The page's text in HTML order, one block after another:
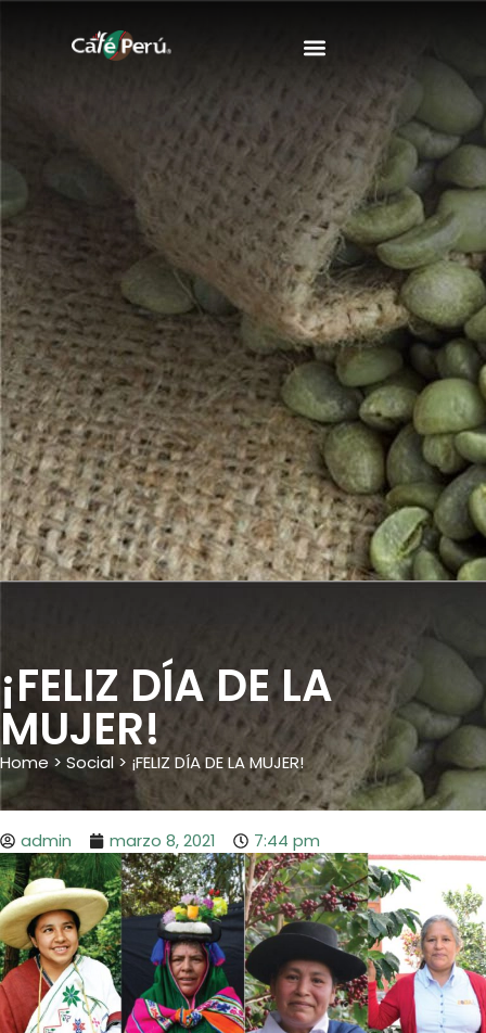
¡FELIZ DÍA DE LA
MUJER!
Home > Social > ¡FELIZ DÍA DE LA MUJER!
admin marzo 8, 2021 7:44 pm